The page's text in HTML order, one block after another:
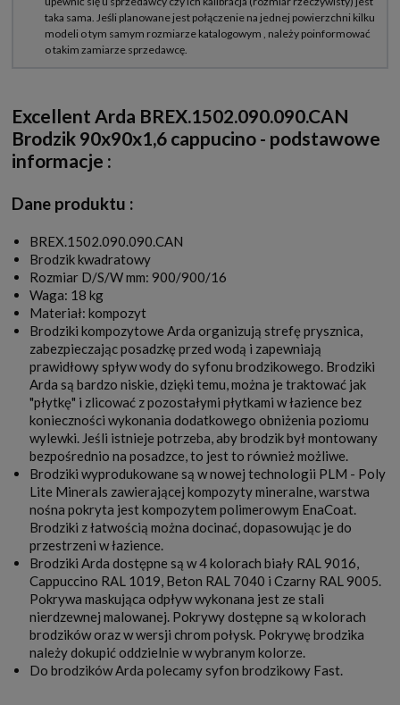
Excellent Arda BREX.1502.090.090.CAN
Brodzik 90x90x1,6 cappucino - podstawowe
informacje :
Dane produktu :
BREX.1502.090.090.CAN
Brodzik kwadratowy
Rozmiar D/S/W mm: 900/900/16
Waga: 18 kg
Materiał: kompozyt
Brodziki kompozytowe Arda organizują strefę prysznica,
zabezpieczając posadzkę przed wodą i zapewniają
prawidłowy spływ wody do syfonu brodzikowego. Brodziki
Arda są bardzo niskie, dzięki temu, można je traktować jak
"płytkę" i zlicować z pozostałymi płytkami w łazience bez
konieczności wykonania dodatkowego obniżenia poziomu
wylewki. Jeśli istnieje potrzeba, aby brodzik był montowany
bezpośrednio na posadzce, to jest to również możliwe.
Brodziki wyprodukowane są w nowej technologii PLM - Poly
Lite Minerals zawierającej kompozyty mineralne, warstwa
nośna pokryta jest kompozytem polimerowym EnaCoat.
Brodziki z łatwością można docinać, dopasowując je do
przestrzeni w łazience.
Brodziki Arda dostępne są w 4 kolorach biały RAL 9016,
Cappuccino RAL 1019, Beton RAL 7040 i Czarny RAL 9005.
Pokrywa maskująca odpływ wykonana jest ze stali
nierdzewnej malowanej. Pokrywy dostępne są w kolorach
brodzików oraz w wersji chrom połysk. Pokrywę brodzika
należy dokupić oddzielnie w wybranym kolorze.
Do brodzików Arda polecamy syfon brodzikowy Fast.